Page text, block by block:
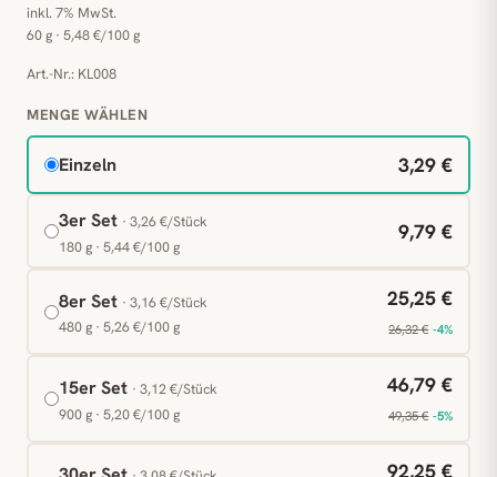
inkl. 7% MwSt.
60 g · 5,48 €/100 g
Art.-Nr.: KL008
MENGE WÄHLEN
Einzeln 3,29 €
3er Set · 3,26 €/Stück
180 g · 5,44 €/100 g
9,79 €
8er Set · 3,16 €/Stück
480 g · 5,26 €/100 g
25,25 €
26,32 € -4%
15er Set · 3,12 €/Stück
900 g · 5,20 €/100 g
46,79 €
49,35 € -5%
92,25 €